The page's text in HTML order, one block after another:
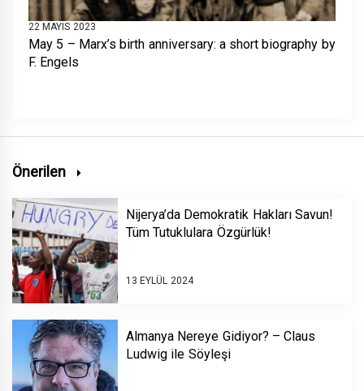
22 MAYIS 2023
May 5 – Marx’s birth anniversary: a short biography by
F. Engels
Önerilen
Nijerya’da Demokratik Hakları Savun!
Tüm Tutuklulara Özgürlük!
13 EYLÜL 2024
Almanya Nereye Gidiyor? – Claus
Ludwig ile Söyleşi